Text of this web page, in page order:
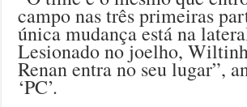
campo nas três primeiras
única mudança está na
Lesionado no joelho,
Renan entra no seu lugar”,
‘PC’.